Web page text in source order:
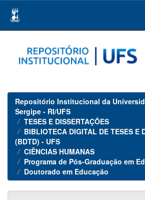
navigation
Repositório Institucional da
Sergipe - RI/UFS
TESES E DISSERTAÇÕES
BIBLIOTECA DIGITAL DE TESES E
(BDTD) - UFS
CIÊNCIAS HUMANAS
Programa de Pós-Graduação em
Doutorado em Educação